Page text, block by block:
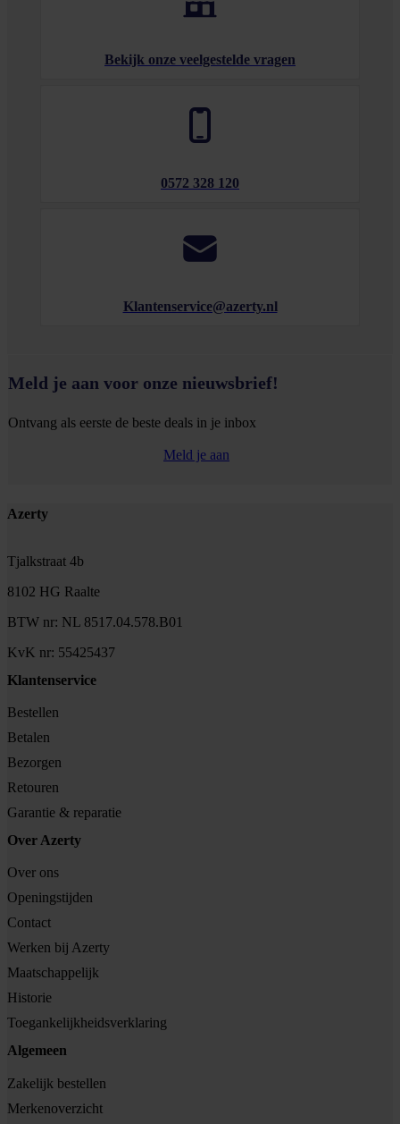
Bekijk onze veelgestelde vragen
0572 328 120
Klantenservice@azerty.nl
Meld je aan voor onze nieuwsbrief!
Ontvang als eerste de beste deals in je inbox
Meld je aan
Footer
Azerty
Tjalkstraat 4b
8102 HG Raalte
BTW nr: NL 8517.04.578.B01
KvK nr: 55425437
Klantenservice
Bestellen
Betalen
Bezorgen
Retouren
Garantie & reparatie
Over Azerty
Over ons
Openingstijden
Contact
Werken bij Azerty
Maatschappelijk
Historie
Toegankelijkheidsverklaring
Algemeen
Zakelijk bestellen
Merkenoverzicht